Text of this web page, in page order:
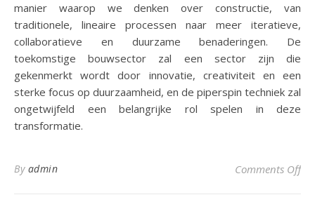
manier waarop we denken over constructie, van
traditionele, lineaire processen naar meer iteratieve,
collaboratieve en duurzame benaderingen. De
toekomstige bouwsector zal een sector zijn die
gekenmerkt wordt door innovatie, creativiteit en een
sterke focus op duurzaamheid, en de piperspin techniek zal
ongetwijfeld een belangrijke rol spelen in deze
transformatie.
By admin Comments Offon